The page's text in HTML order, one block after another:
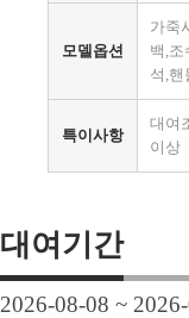
모델옵션
가죽
백,조
석,핸
특이사항
대여
이상
대여기간
2026-08-08 ~